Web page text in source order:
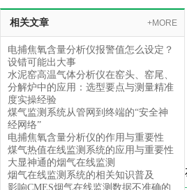
相关文章 +MORE
电捕焦氧含量分析仪报警值怎么设定？
设错可能出大事
水泥窑高温气体分析仪在窑头、窑尾、
分解炉中的应用：选型要点与测量精准
度实操经验
煤气监测系统从管网到终端的“安全神
经网络”
电捕焦氧含量分析仪的作用与重要性
煤气热值在线监测系统的应用与重要性
大显神通的烟气在线监测
烟气在线监测系统的相关知识普及
影响CMES烟气在线监测数据不准确的